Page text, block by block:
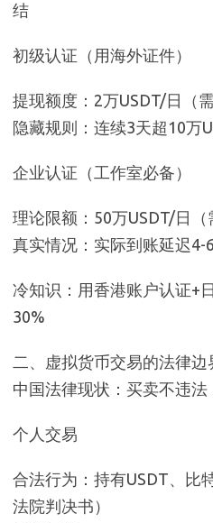
结
初级认证（用海外证件）
提现额度：2万USDT/日（
隐藏规则：连续3天超10万
企业认证（工作室必备）
理论限额：50万USDT/日（
真实情况：实际到账延迟4-
冷知识：用香港账户认证+
30%
二、虚拟货币交易的法律边
中国法律现状：买卖不违
个人交易
合法行为：持有USDT、比
法院判决书）